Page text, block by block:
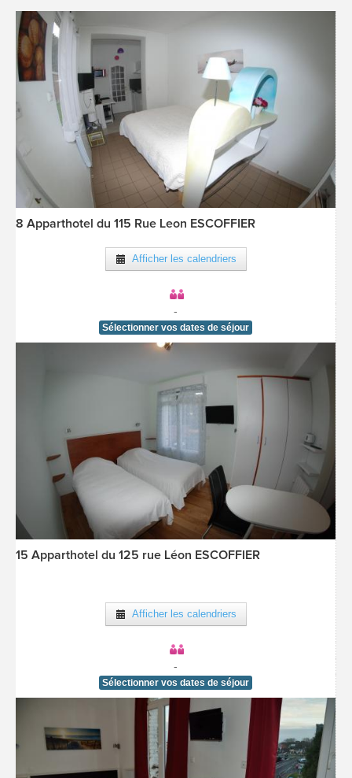
[voir la fiche détail]
8 Apparthotel du 115 Rue Leon ESCOFFIER
Afficher les calendriers
-
Sélectionner vos dates de séjour
[voir la fiche détail]
15 Apparthotel du 125 rue Léon ESCOFFIER
Afficher les calendriers
-
Sélectionner vos dates de séjour